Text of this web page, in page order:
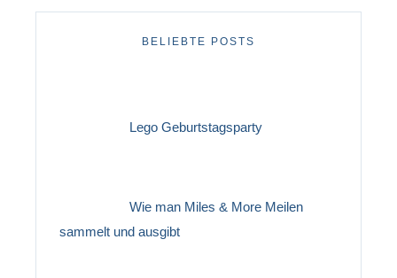
BELIEBTE POSTS
Lego Geburtstagsparty
Wie man Miles & More Meilen
sammelt und ausgibt